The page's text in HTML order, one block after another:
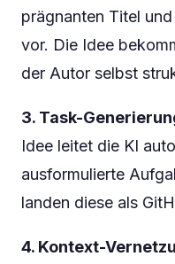
prägnanten Titel
vor. Die Idee
der Autor selbst
3. Task-
Idee leitet die KI
ausformulierte
landen diese als
4. Kontext-